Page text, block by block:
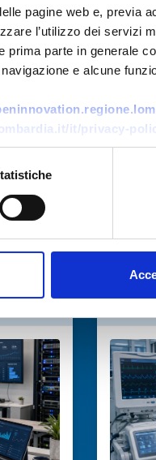
pagine web e, previa
l’utilizzo dei servizi
prima parte in generale
e alcune
it/privacy-
MORE →